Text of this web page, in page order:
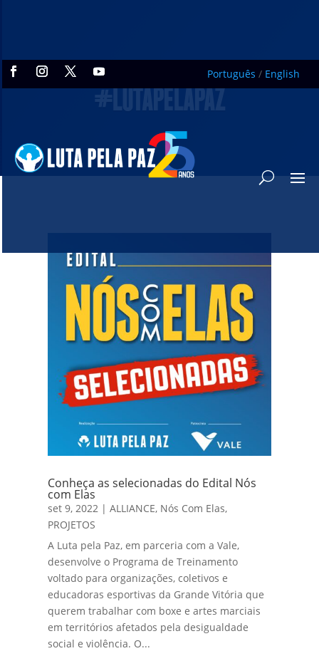
Português / English
Conheça as selecionadas do Edital Nós
com Elas
set 9, 2022 |ALLIANCE, Nós Com Elas,
PROJETOS
A Luta pela Paz, em parceria com a Vale,
desenvolve o Programa de Treinamento
voltado para organizações, coletivos e
educadoras esportivas da Grande Vitória que
querem trabalhar com boxe e artes marciais
em territórios afetados pela desigualdade
social e violência. O...